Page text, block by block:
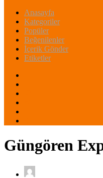
Anasayfa
Kategoriler
Popüler
Beğenilenler
İçerik Gönder
Etiketler
Güngören